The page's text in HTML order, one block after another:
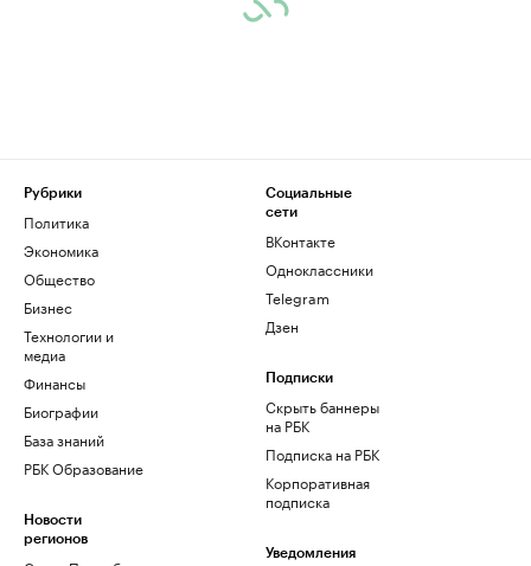
Рубрики
Политика
Экономика
Общество
Бизнес
Технологии и
медиа
Финансы
Биографии
База знаний
РБК Образование
Новости
регионов
Социальные
сети
ВКонтакте
Одноклассники
Telegram
Дзен
Подписки
Скрыть баннеры
на РБК
Подписка на РБК
Корпоративная
подписка
Уведомления